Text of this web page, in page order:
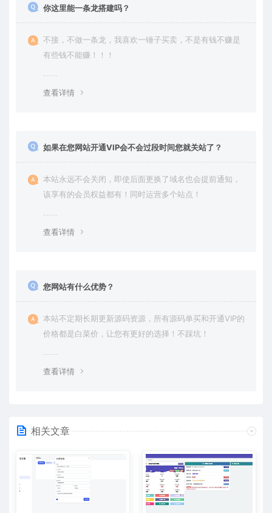
你这里能一条龙搭建吗？
不接，不做一条龙，我喜欢一锤子买卖，不是有钱不赚是
有些钱不能赚！！！
查看详情
如果在您网站开通VIP会不会过段时间您就关站了？
本站永远不会关闭，即使后面更换了域名也会提前通知，
该享有的会员权益都有！同时运营多个站点！
查看详情
您网站有什么优势？
本站不定期长期更新源码资源，所有源码单买和开通VIP的
价格都是白菜价，让您有更好的选择！不踩坑！
查看详情
相关文章